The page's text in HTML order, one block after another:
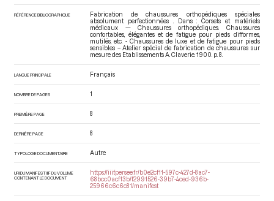
RÉFÉRENCE BIBLIOGRAPHIQUE
Fabrication de chaussures orthopédiques spéciales
absolument perfectionnées . Dans : Corsets et matériels
médicaux — Chaussures orthopédiques. Chaussures
confortables, élégantes et de fatigue pour pieds difformes,
mutilés, etc. - Chaussures de luxe et de fatigue pour pieds
sensibles – Atelier spécial de fabrication de chaussures sur
mesure des Etablissements A. Claverie . 1900. p. 8.
LANGUE PRINCIPALE Français
NOMBRE DE PAGES 1
PREMIÈRE PAGE 8
DERNIÈRE PAGE 8
TYPOLOGIE DOCUMENTAIRE Autre
URI DU MANIFEST IIIF DU VOLUME
CONTENANT LE DOCUMENT
https://iiif.persee.fr/b0e2cf11-597c-427d-8ac7-
68bcc0acf13b/f2991526-39b7-4ced-936b-
25966c6c6c81/manifest